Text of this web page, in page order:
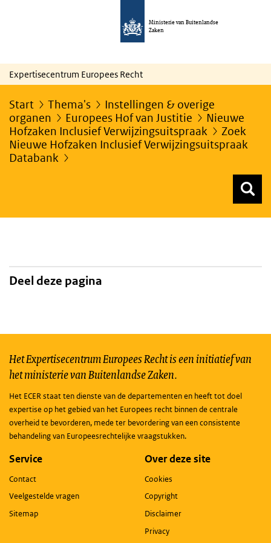
Ministerie van Buitenlandse
Zaken
Expertisecentrum Europees Recht
Start Thema's
Instellingen & overige
organen
Europees Hof van Justitie
Nieuwe
Hofzaken Inclusief Verwijzingsuitspraak
Zoek
Nieuwe Hofzaken Inclusief Verwijzingsuitspraak
Databank
Deel deze pagina
Het Expertisecentrum Europees Recht is een initiatief van
het ministerie van Buitenlandse Zaken.
Het ECER staat ten dienste van de departementen en heeft tot doel
expertise op het gebied van het Europees recht binnen de centrale
overheid te bevorderen, mede ter bevordering van een consistente
behandeling van Europeesrechtelijke vraagstukken.
Service
Contact
Veelgestelde vragen
Sitemap
Over deze site
Cookies
Copyright
Disclaimer
Privacy